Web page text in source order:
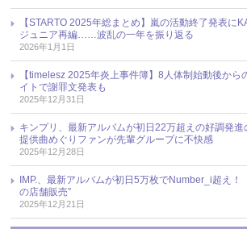
【STARTO 2025年総まとめ】嵐の活動終了発表に
ジュニア再編……波乱の一年を振り返る
2026年1月1日
【timelesz 2025年炎上事件簿】8人体制始動後か
イトで謝罪文発表も
2025年12月31日
キンプリ、最新アルバムが初日22万超えの好調発
提供曲めぐりファンが先輩グループに不快感
2025年12月28日
IMP.、最新アルバムが初日5万枚でNumber_i超え
の店舗販売”
2025年12月21日